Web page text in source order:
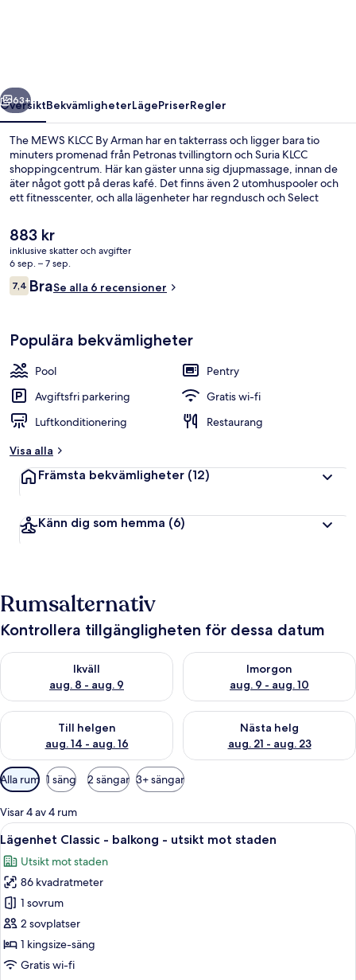
Nästa
63+
ÖversiktBekvämligheterLägePriserRegler
The MEWS KLCC By Arman har en takterrass och ligger bara tio
minuters promenad från Petronas tvillingtorn och Suria KLCC
shoppingcentrum. Här kan gäster unna sig djupmassage, innan de
äter något gott på deras kafé. Det finns även 2 utomhuspooler och
ett fitnesscenter, och alla lägenheter har regndusch och Select
bara en kort promenad från kollektivtrafik. Till KLCC station tar det 8
minuter att gå och till Ampang Park station är det 11 minuter.
Det
nuvarande
priset
är
883 kr
883 kr
inklusive skatter och avgifter
6 sep. – 7 sep.
Recensioner
7,47,4 av 10,
BraSe alla 6 recensioner
Populära bekvämligheter
Pool
Pentry
Avgiftsfri parkering
Gratis wi-fi
Luftkonditionering
Restaurang
Visa alla
Främsta bekvämligheter (12)
Känn dig som hemma (6)
Rumsalternativ
Kontrollera tillgängligheten för dessa datum
Ikväll
aug. 8 - aug. 9
Kontrollera tillgängligheten för ikväll aug. 8 - aug. 9
Imorgon
aug. 9 - aug. 10
Kontrollera tillgängligheten
Till helgen
aug. 14 - aug. 16
Kontrollera tillgängligheten för den här helgen aug. 14 - aug.
Nästa helg
aug. 21 - aug. 23
Kontrollera tillgängligheten
Tillgängliga
filter
för
rum
Alla rum 1 säng 2 sängar 3+ sängar
Visar 4 av 4 rum
Öppna
alla
foton
för
Lägenhet
Classic
-
balkong
En snyggt bäddad säng med ett
19
Lägenhet Classic - balkong - utsikt mot staden
Utsikt mot staden
86 kvadratmeter
1 sovrum
2 sovplatser
1 kingsize-säng
Gratis wi-fi